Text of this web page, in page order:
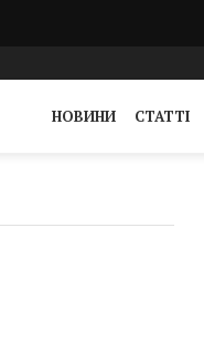
НОВИНИ СТАТТІ